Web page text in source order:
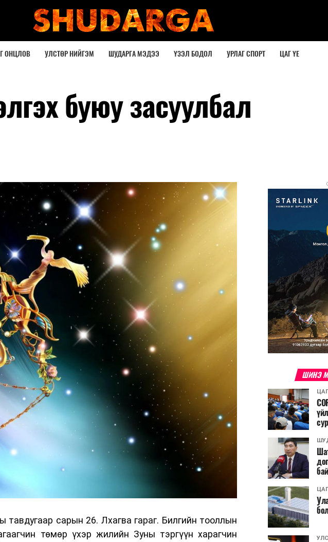
ОНЦЛОВ УЛСТӨР НИЙГЭМ ШУДАРГА МЭДЭЭ ҮЗЭЛ БОДОЛ УРЛАГ СПОРТ ЦАГ ҮЕ
буюу засуулбал
сарын 26. Лхагва гараг. Билгийн тооллын
төмөр үхэр жилийн Зуны тэргүүн харагчин
ШИНЭ